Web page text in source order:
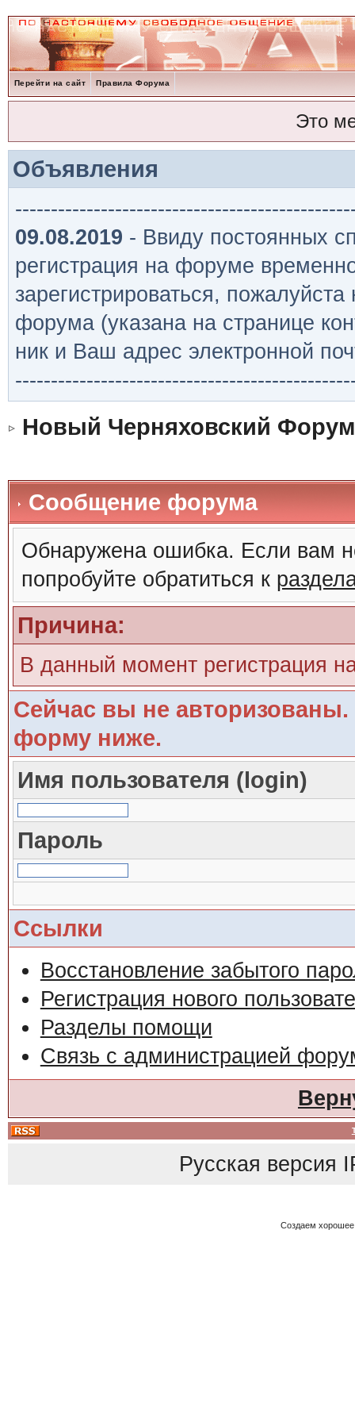
Перейти на сайт Правила Форума
Это
Объявления
09.08.2019 - Ввиду постоянных
регистрация на форуме
зарегистрироваться,
форума (указана на странице
ник и Ваш адрес электронной
Новый Черняховский Форум
Сообщение форума
Обнаружена ошибка. Если вам
попробуйте обратиться к
Причина:
В данный момент регистрация
Сейчас вы не авторизованы.
форму ниже.
Имя пользователя (login)
Пароль
Ссылки
Восстановление забытого
Регистрация нового
Разделы помощи
Связь с администрацией
Русская версия
Создаем